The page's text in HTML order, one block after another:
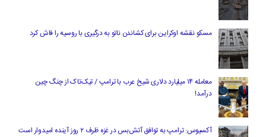
مسکو نقشه اوکراین برای کشاندن ناتو به درگیری با روسیه را فاش کرد
معامله ۱۴ میلیارد دلاری شیخ عرب با ترامپ / تیک‌تاک از چنگ چین
درآمد!
آکسیوس: ترامپ به توافق آتش‌بس در غزه ظرف ۲ روز آینده امیدوار است